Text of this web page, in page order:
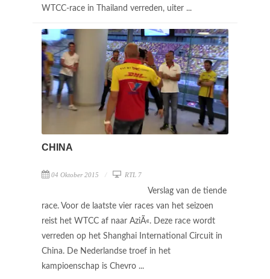
WTCC-race in Thailand verreden, uiter ...
CHINA
04 Oktober 2015 RTL 7
Verslag van de tiende
race. Voor de laatste vier races van het seizoen
reist het WTCC af naar AziÃ«. Deze race wordt
verreden op het Shanghai International Circuit in
China. De Nederlandse troef in het
kampioenschap is Chevro ...